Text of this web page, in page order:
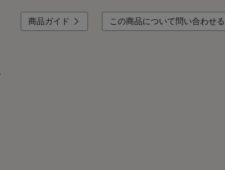
商品ガイド この商品について問い合わせる